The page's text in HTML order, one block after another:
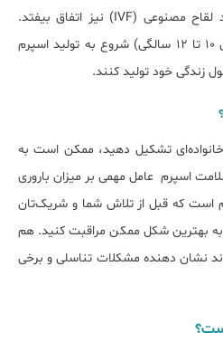
تکنولوژی‌های کمک‌ باروری مانند لقاح مصنوعی (IVF) نیز اتفاق بیفتد.
مردان از دوران بلوغ (معمولاً بین ۱۰ تا ۱۲ سالگی) شروع به تولید اسپرم
زندگی خود تولید کنند.
تشکیل دهید، ممکن است به
اسپرم عامل مهمی بر میزان باروری
است که قبل از تلاش شما و شریک‌تان
به بهترین شکل ممکن مراقبت کنید. هم
نشان دهنده مشکلات تناسلی و برخی